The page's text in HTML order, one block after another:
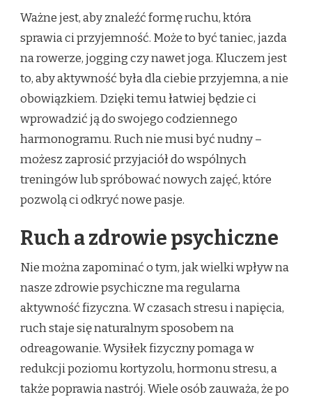
Ważne jest, aby znaleźć formę ruchu, która
sprawia ci przyjemność. Może to być taniec, jazda
na rowerze, jogging czy nawet joga. Kluczem jest
to, aby aktywność była dla ciebie przyjemna, a nie
obowiązkiem. Dzięki temu łatwiej będzie ci
wprowadzić ją do swojego codziennego
harmonogramu. Ruch nie musi być nudny –
możesz zaprosić przyjaciół do wspólnych
treningów lub spróbować nowych zajęć, które
pozwolą ci odkryć nowe pasje.
Ruch a zdrowie psychiczne
Nie można zapominać o tym, jak wielki wpływ na
nasze zdrowie psychiczne ma regularna
aktywność fizyczna. W czasach stresu i napięcia,
ruch staje się naturalnym sposobem na
odreagowanie. Wysiłek fizyczny pomaga w
redukcji poziomu kortyzolu, hormonu stresu, a
także poprawia nastrój. Wiele osób zauważa, że po